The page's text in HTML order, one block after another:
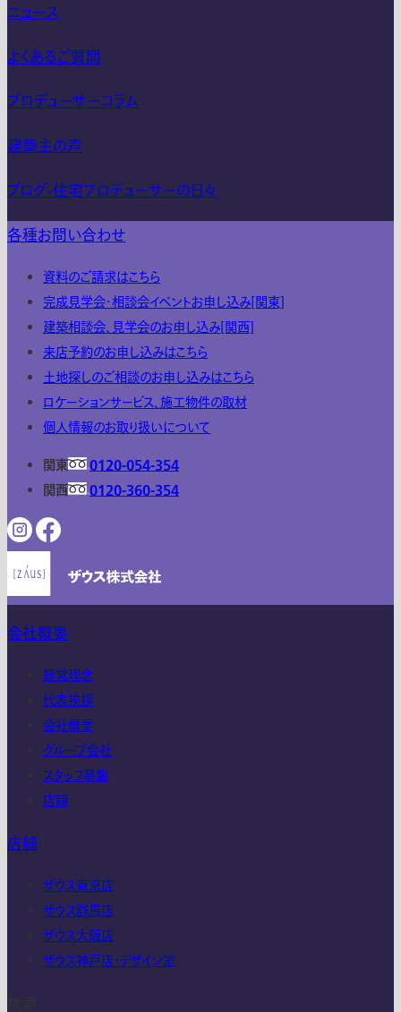
ニュース
よくあるご質問
プロデューサーコラム
建築主の声
ブログ-住宅プロデューサーの日々
各種お問い合わせ
資料のご請求はこちら
完成見学会・相談会イベントお申し込み[関東]
建築相談会、見学会のお申し込み[関西]
来店予約のお申し込みはこちら
土地探しのご相談のお申し込みはこちら
ロケーションサービス、施工物件の取材
個人情報のお取り扱いについて
関東
0120-054-354
関西
0120-360-354
会社概要
経営理念
代表挨拶
会社概要
グループ会社
スタッフ募集
店舗
店舗
ザウス東京店
ザウス群馬店
ザウス大阪店
ザウス神戸店・デザイン室